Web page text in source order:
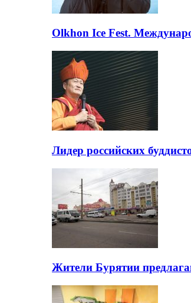
Olkhon Ice Fest.
Лидер российских
Жители Бурятии